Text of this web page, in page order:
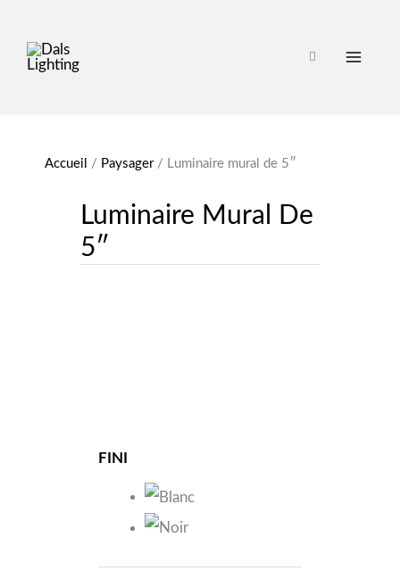
Accueil / Paysager/ Luminaire mural de 5″
Luminaire Mural De
5″
FINI